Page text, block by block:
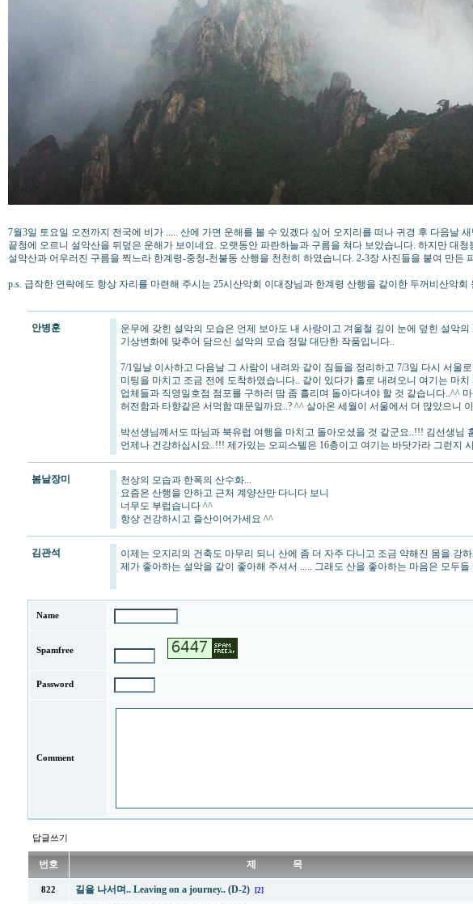
7월3일 토요일 오전까지 전국에 비가 ..... 산에 가면 운해를 볼 수 있겠다 싶어 오지리를 떠나 귀경 후 다음날
끝청에 오르니 설악산을 뒤덮은 운해가 보이네요. 오랫동안 파란하늘과 구름을 쳐다 보았습니다. 하지만 대
설악산과 어우러진 구름을 찍느라 한계령-중청-천불동 산행을 천천히 하였습니다. 2-3장 사진들을 붙여 만든
p.s. 급작한 연락에도 항상 자리를 마련해 주시는 25시산악회 이대장님과 한계령 산행을 같이한 두꺼비산악회
안병훈
운무에 갖힌 설악의 모습은 언제 보아도 내 사랑이고 겨울철 깊이 눈에 덮힌 설악
기상변화에 맞추어 담으신 설악의 모습 정말 대단한 작품입니다..
7/1일날 이사하고 다음날 그 사람이 내려와 같이 짐들을 정리하고 7/3일 다시 서울
미팅을 마치고 조금 전에 도착하였습니다.. 같이 있다가 홀로 내려오니 여기는 마
업체들과 직영일호점 점포를 구하러 땀 좀 흘리며 돌아다녀야 할 것 같습니다..^^
허전함과 타향같은 서먹함 때문일까요..? ^^ 살아온 세월이 서울에서 더 많았으니
박선생님께서도 따님과 북유럽 여행을 마치고 돌아오셨을 것 같군요..!!! 김선생
언제나 건강하십시요..!!! 제가있는 오피스텔은 16층이고 여기는 바닷가라 그런지
봄날장미
천상의 모습과 한폭의 산수화...
요즘은 산행을 안하고 근처 계양산만 다니다 보니
너무도 부럽습니다 ^^
항상 건강하시고 즐산이어가세요 ^^
김관석
이제는 오지리의 건축도 마무리 되니 산에 좀 더 자주 다니고 조금 약해진 몸을 강
제가 좋아하는 설악을 같이 좋아해 주셔서 ..... 그래도 산을 좋아하는 마음은 모두
Name
Spamfree
Password
Comment
답글쓰기
번호 제 목
822 길을 나서며.. Leaving on a journey.. (D-2) [2]